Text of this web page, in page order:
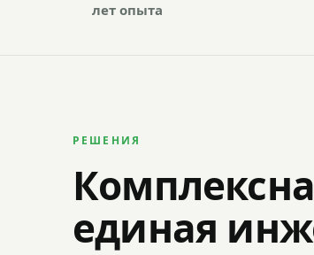
лет опыта
РЕШЕНИЯ
единая